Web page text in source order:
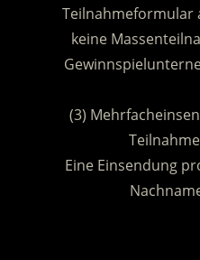
Teilnahmeformular
keine
(3)
Eine Einsendung